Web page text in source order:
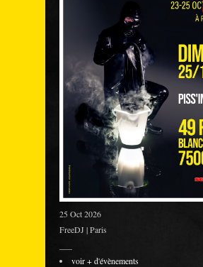
25 Oct 2026
FreeDJ | Paris
voir + d'évènements